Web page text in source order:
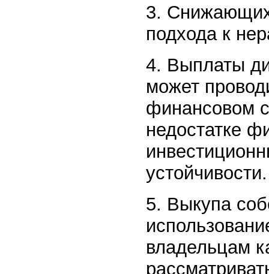
3.
подхода к
4. Выплаты
может
финансовом
недостатке
устойчивости.
5. Выкупа
владельцам